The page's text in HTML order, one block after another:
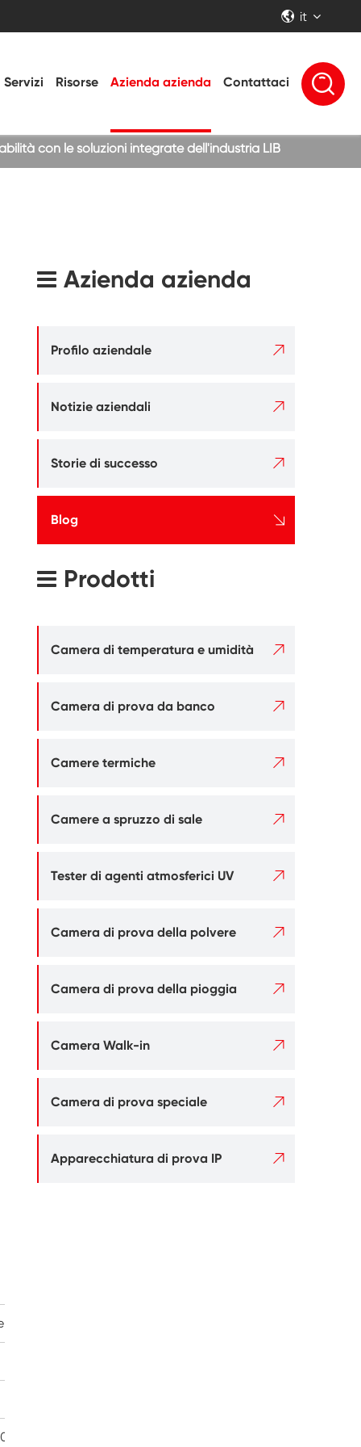
 it
Servizi Risorse Azienda azienda Contattaci 
con le soluzioni integrate dell'industria LIB
Azienda azienda
Profilo aziendale 
Notizie aziendali 
Storie di successo 
Blog 
Prodotti
Camera di temperatura e umidità 
Camera di prova da banco 
Camere termiche 
Camere a spruzzo di sale 
Tester di agenti atmosferici UV 
Camera di prova della polvere 
Camera di prova della pioggia 
Camera Walk-in 
Camera di prova speciale 
Apparecchiatura di prova IP 